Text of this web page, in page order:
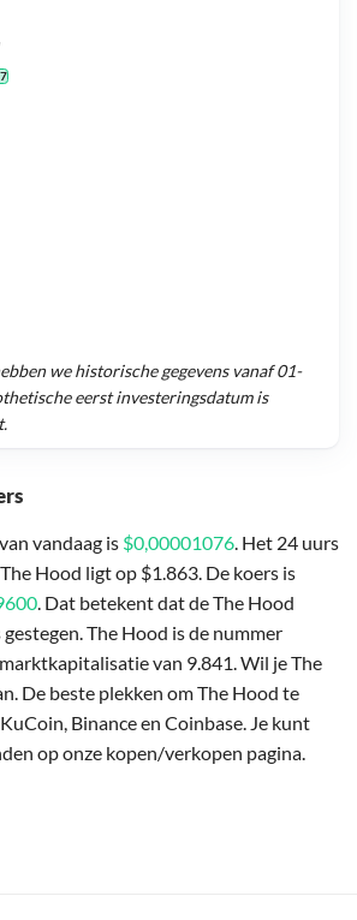
vandaag is $0,00001076. Het 24 uurs
Hood ligt op $1.863. De koers is
. Dat betekent dat de The Hood
gestegen. The Hood is de nummer
van 9.841. Wil je The
De beste plekken om The Hood te
Binance en Coinbase. Je kunt
op onze kopen/verkopen pagina.
we historische gegevens vanaf01-
eerst investeringsdatum is